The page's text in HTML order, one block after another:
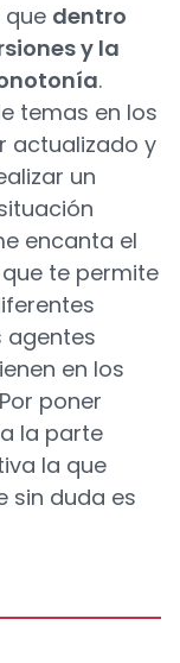
que dentro
y la
.
temas en los
actualizado y
un
encanta el
que te permite
agentes
en los
poner
la parte
la que
sin duda es